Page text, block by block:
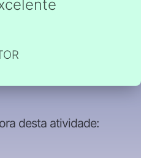
desta atividade: